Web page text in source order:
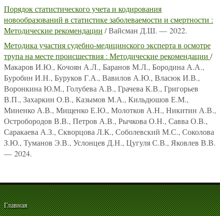
Порядок статистического учета и кодирования
новообразований в статистике заболеваемости и смертности :
Методические рекомендации / Вайсман Д.Ш. — 2022.
Методика участия судебно-медицинского эксперта в осмотре
трупа на месте происшествия : Методические рекомендации /
Макаров И.Ю., Кочоян А.Л., Баранов М.Л., Бородина А.А.,
Буробин И.Н., Буруков Г.А., Вавилов А.Ю., Власюк И.В.,
Воронкина Ю.М., Голубева А.В., Грачева К.В., Григорьев
В.П., Захаркин О.В., Казымов М.А., Кильдюшов Е.М.,
Миненко А.В., Мищенко Е.Ю., Молотков А.Н., Никитин А.В.,
Остробородов В.В., Петров А.В., Рычкова О.Н., Савва О.В.,
Саракаева А.З., Скворцова Л.К., Соболевский М.С., Соколова
З.Ю., Туманов Э.В., Услонцев Д.Н., Цугуля С.В., Яковлев В.В.
— 2024.
Главная